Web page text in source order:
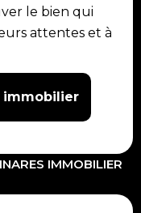
le bien qui
attentes et à
immobilier
IMMOBILIER